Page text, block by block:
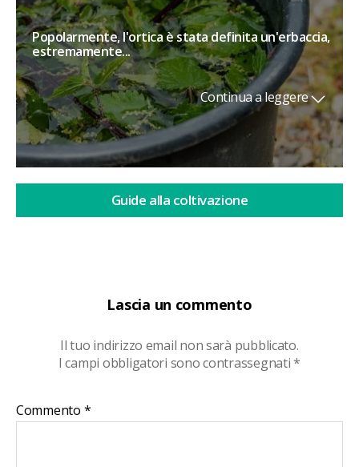
Lascia un commento
Il tuo indirizzo email non sarà pubblicato.
I campi obbligatori sono contrassegnati*
Commento *
Popolarmente, l'ortica è stata definita un'erbaccia,
estremamente...
Continua a leggere
Guide alla coltivazione